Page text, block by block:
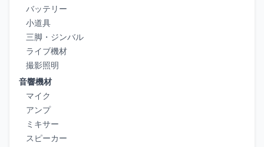
バッテリー
小道具
三脚・ジンバル
ライブ機材
撮影照明
音響機材
マイク
アンプ
ミキサー
スピーカー